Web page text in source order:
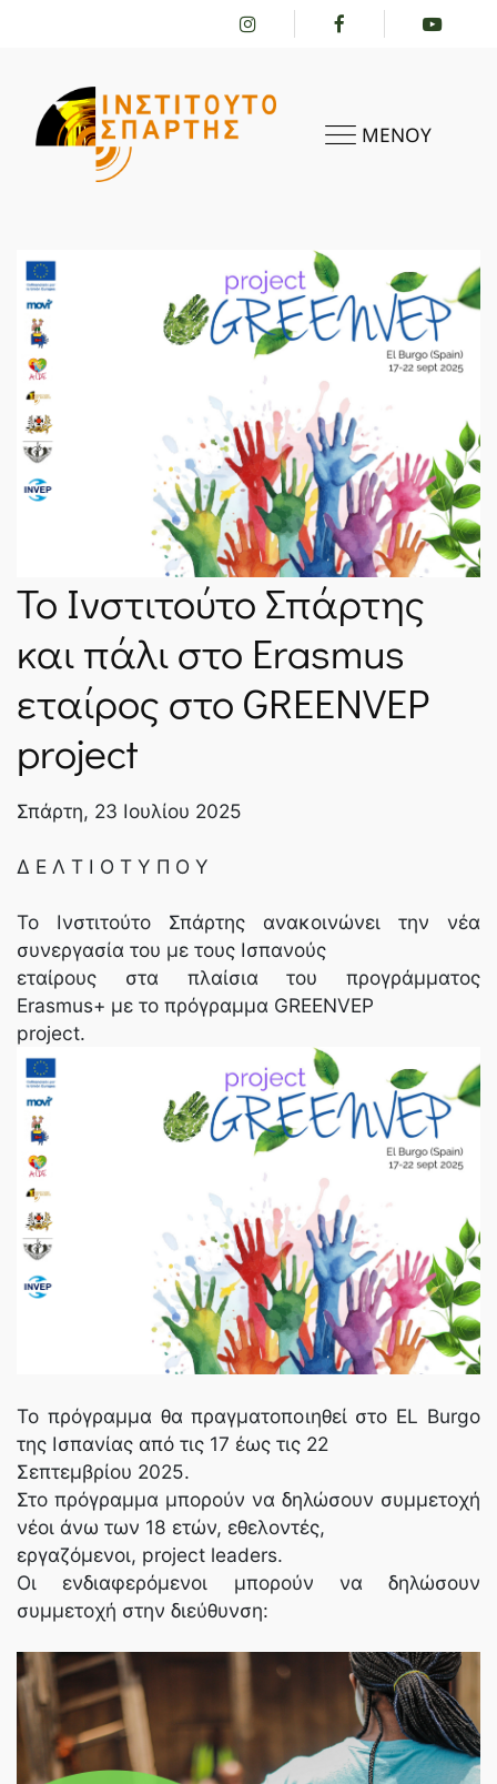
ΜΕΝΟΥ
ΤΟ ΙΝΣΤΙΤΟΎΤΟ
ΔΡΑΣΤΗΡΙΌΤΗΤΕΣ
SPARTANET
E-JOURNAL
Το Ινστιτούτο Σπάρτης
και πάλι στο Erasmus
εταίρος στο GREENVEP
project
Σπάρτη, 23 Ιουλίου 2025
Δ Ε Λ Τ Ι Ο Τ Υ Π Ο Υ
Το Ινστιτούτο Σπάρτης ανακοινώνει την νέα
συνεργασία του με τους Ισπανούς
εταίρους στα πλαίσια του προγράμματος
Erasmus+ με το πρόγραμμα GREENVEP
project.
Το πρόγραμμα θα πραγματοποιηθεί στο EL Burgo
της Ισπανίας από τις 17 έως τις 22
Σεπτεμβρίου 2025.
Στο πρόγραμμα μπορούν να δηλώσουν συμμετοχή
νέοι άνω των 18 ετών, εθελοντές,
εργαζόμενοι, project leaders.
Οι ενδιαφερόμενοι μπορούν να δηλώσουν
συμμετοχή στην διεύθυνση: